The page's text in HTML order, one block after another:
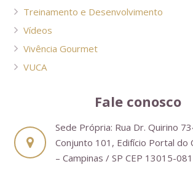
Treinamento e Desenvolvimento
Vídeos
Vivência Gourmet
VUCA
Fale conosco
Sede Própria: Rua Dr. Quirino
Conjunto 101, Edifício Portal do
– Campinas / SP CEP 13015-